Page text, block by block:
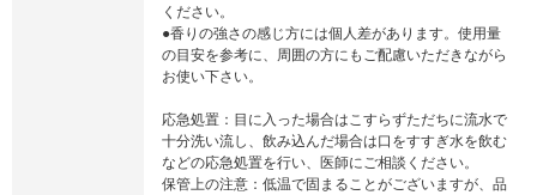
ください。
●香りの強さの感じ方には個人差があります。使用量
の目安を参考に、周囲の方にもご配慮いただきながら
お使い下さい。
応急処置：目に入った場合はこすらずただちに流水で
十分洗い流し、飲み込んだ場合は口をすすぎ水を飲む
などの応急処置を行い、医師にご相談ください。
保管上の注意：低温で固まることがございますが、品